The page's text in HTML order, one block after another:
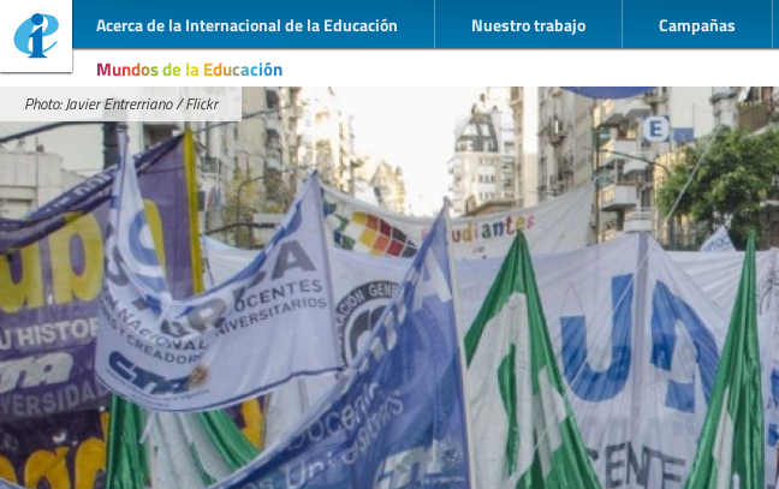
Acerca de la Internacional de la Educación Nuestro trabajo Campañas
Mundos de la Educación
Photo: Javier Entrerriano / Flickr